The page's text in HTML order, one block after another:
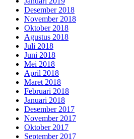
Desember 2018
November 2018
Oktober 2018
Agustus 2018
Juli 2018
Juni 2018
Mei 2018
April 2018
Maret 2018
Februari 2018
Januari 2018
Desember 2017
November 2017
Oktober 2017
September 2017